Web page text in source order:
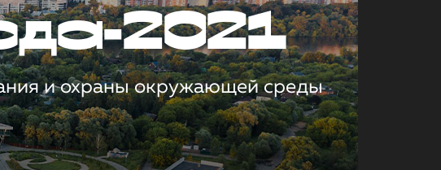
2021
и охраны окружающей среды